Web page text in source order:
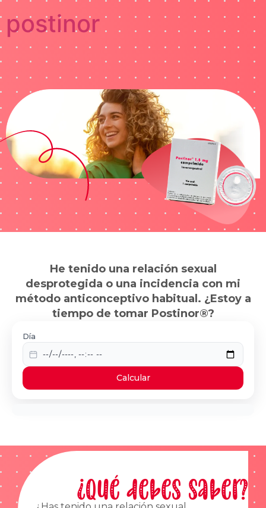
postinor
He tenido una relación sexual
desprotegida o una incidencia con mi
método anticonceptivo habitual. ¿Estoy a
tiempo de tomar Postinor®?
Día
Calcular
¿Qué debes saber?